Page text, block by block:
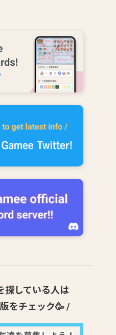
探している人は
をチェック🥳 /